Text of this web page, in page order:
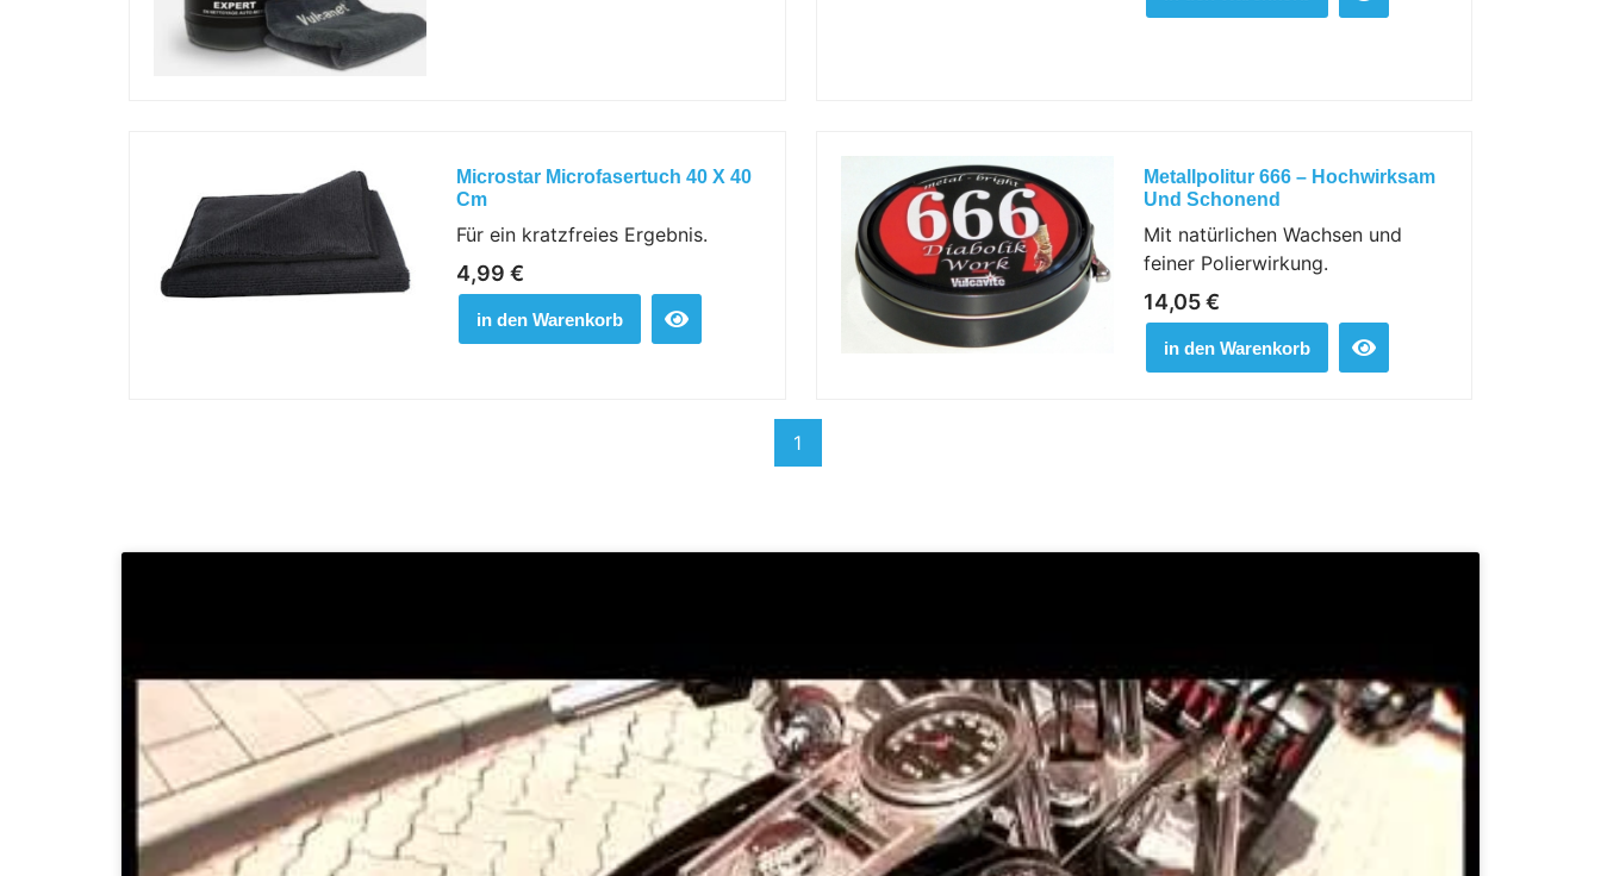
Microstar Microfasertuch 40 X 40
Cm
Für ein kratzfreies Ergebnis.
4,99 €
in den Warenkorb
Metallpolitur 666 – Hochwirksam
Und Schonend
Mit natürlichen Wachsen und
feiner Polierwirkung.
14,05€
in den Warenkorb
1